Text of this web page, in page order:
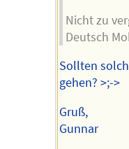
Nicht zu
Deutsch
Sollten
gehen? >;->
Gruß,
Gunnar